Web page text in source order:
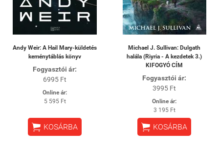
Andy Weir: A Hail Mary-küldetés
keménytáblás könyv
Fogyasztói ár:
6995 Ft
Online ár:
5 595 Ft
 KOSÁRBA
Michael J. Sullivan: Dulgath
halála (Riyria - A kezdetek 3.)
KIFOGYÓ CÍM
Fogyasztói ár:
3995 Ft
Online ár:
3 195 Ft
 KOSÁRBA